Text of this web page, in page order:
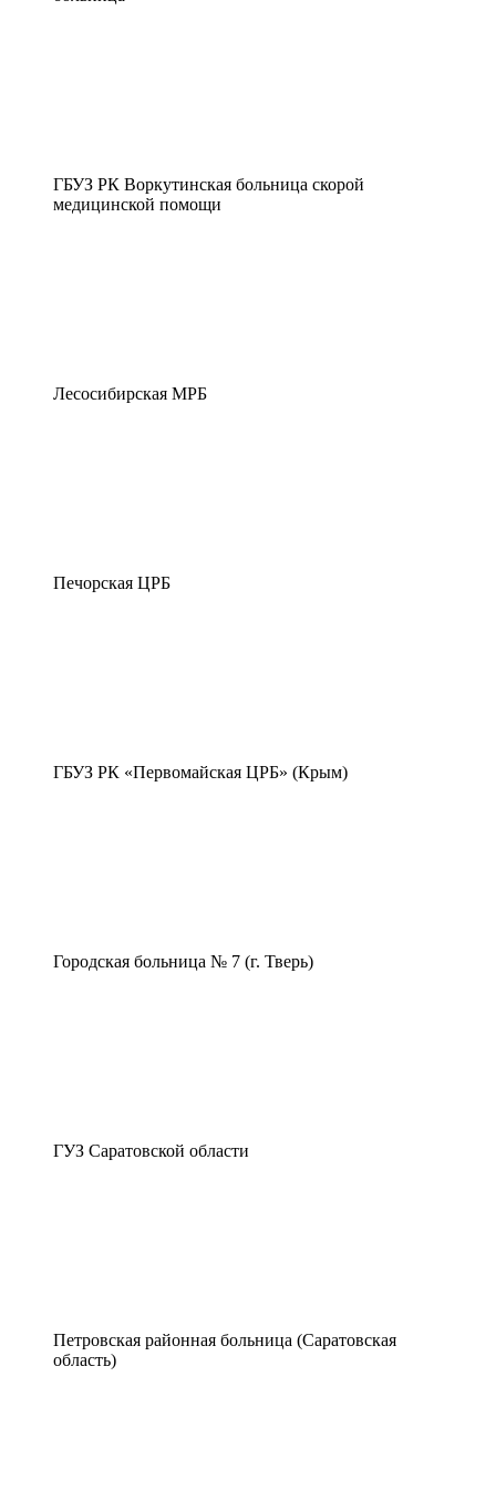
ГБУЗ РК Воркутинская больница скорой
медицинской помощи
Лесосибирская МРБ
Печорская ЦРБ
ГБУЗ РК «Первомайская ЦРБ» (Крым)
Городская больница № 7 (г. Тверь)
ГУЗ Саратовской области
Петровская районная больница (Саратовская
область)